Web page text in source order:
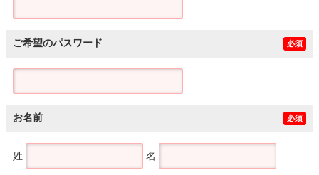
ご希望のパスワード 必須
お名前 必須
姓 名